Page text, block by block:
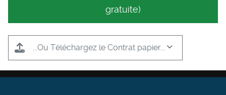
gratuite)
...Ou Téléchargez le Contrat papier...